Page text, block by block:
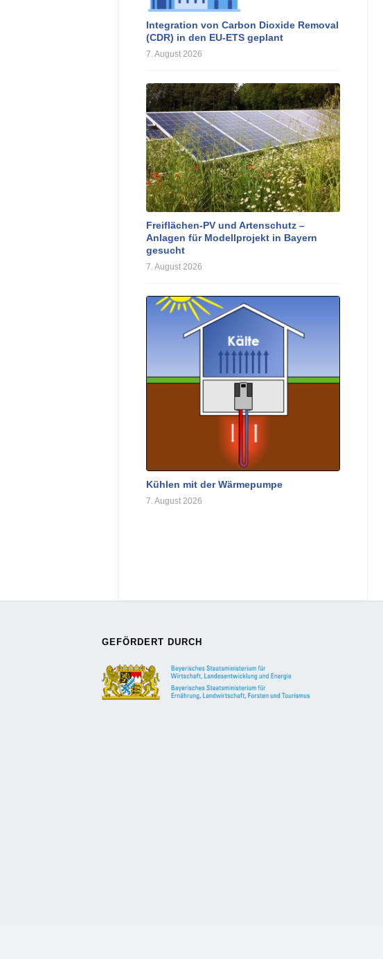
Integration von Carbon Dioxide Removal
(CDR) in den EU-ETS geplant
7. August 2026
Freiflächen-PV und Artenschutz –
Anlagen für Modellprojekt in Bayern
gesucht
7. August 2026
Kühlen mit der Wärmepumpe
7. August 2026
GEFÖRDERT DURCH